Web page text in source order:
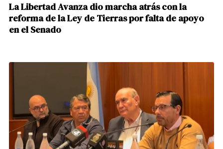
La Libertad Avanza dio marcha atrás con la
reforma de la Ley de Tierras por falta de apoyo
en el Senado